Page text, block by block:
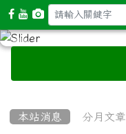
本站消息 分月文章